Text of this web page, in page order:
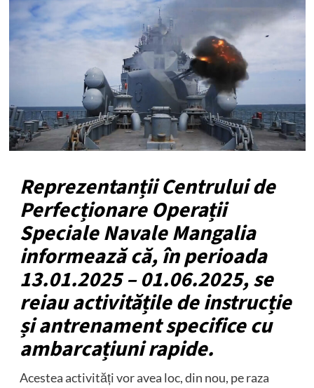
Reprezentanții Centrului de
Perfecționare Operații
Speciale Navale Mangalia
informează că, în perioada
13.01.2025 – 01.06.2025, se
reiau activitățile de instrucție
și antrenament specifice cu
ambarcațiuni rapide.
Acestea activități vor avea loc, din nou, pe raza